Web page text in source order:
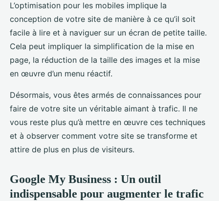
L’optimisation pour les mobiles implique la
conception de votre site de manière à ce qu’il soit
facile à lire et à naviguer sur un écran de petite taille.
Cela peut impliquer la simplification de la mise en
page, la réduction de la taille des images et la mise
en œuvre d’un menu réactif.
Désormais, vous êtes armés de connaissances pour
faire de votre site un véritable aimant à trafic. Il ne
vous reste plus qu’à mettre en œuvre ces techniques
et à observer comment votre site se transforme et
attire de plus en plus de visiteurs.
Google My Business : Un outil
indispensable pour augmenter le trafic